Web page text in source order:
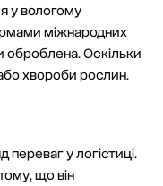
у вологому
міжнародних
оброблена. Оскільки
хвороби рослин.
у логістиці.
що він